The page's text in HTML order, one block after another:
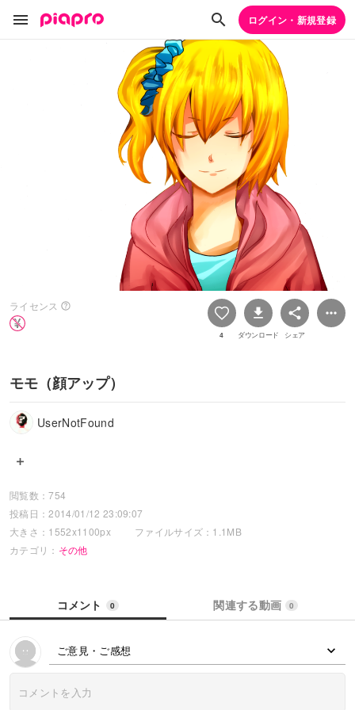
ログイン・新規登録
ライセンス
4 ダウンロード シェア
モモ（顔アップ）
UserNotFound
閲覧数：754
投稿日：2014/01/12 23:09:07
大きさ：1552x1100px
ファイルサイズ：1.1MB
カテゴリ： その他
コメント 0 関連する動画 0
ご意見・ご感想